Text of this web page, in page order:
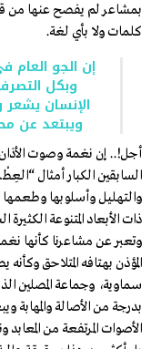
بمشاعر لم يفصح عنها من
كلمات ولا بأي لغة.
إن الجو العام
وبكل
الإنسان يشعر
ويبتعد عن
أجل!.. إن نغمة وصوت الأذان
السابقين الكبار أمثال
والتهليل وأسلوبها
ذات الأبعاد المتنوعة
وتعبر عن مشاعرنا كأنها
المؤذن بهتافه المتلاحق
سماوية، وجماعة المصلين
بدرجة من الأصالة والمهابة
الأصوات المرتفعة من